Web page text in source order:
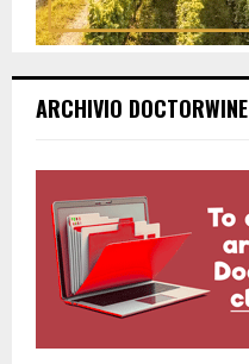
ARCHIVIO DOCTORWINE